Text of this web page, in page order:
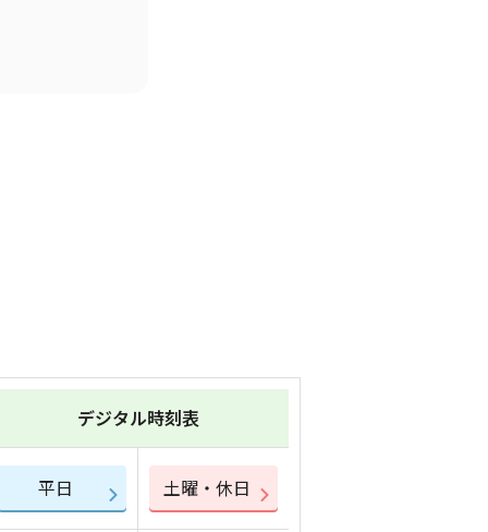
デジタル時刻表
平日 土曜・休日